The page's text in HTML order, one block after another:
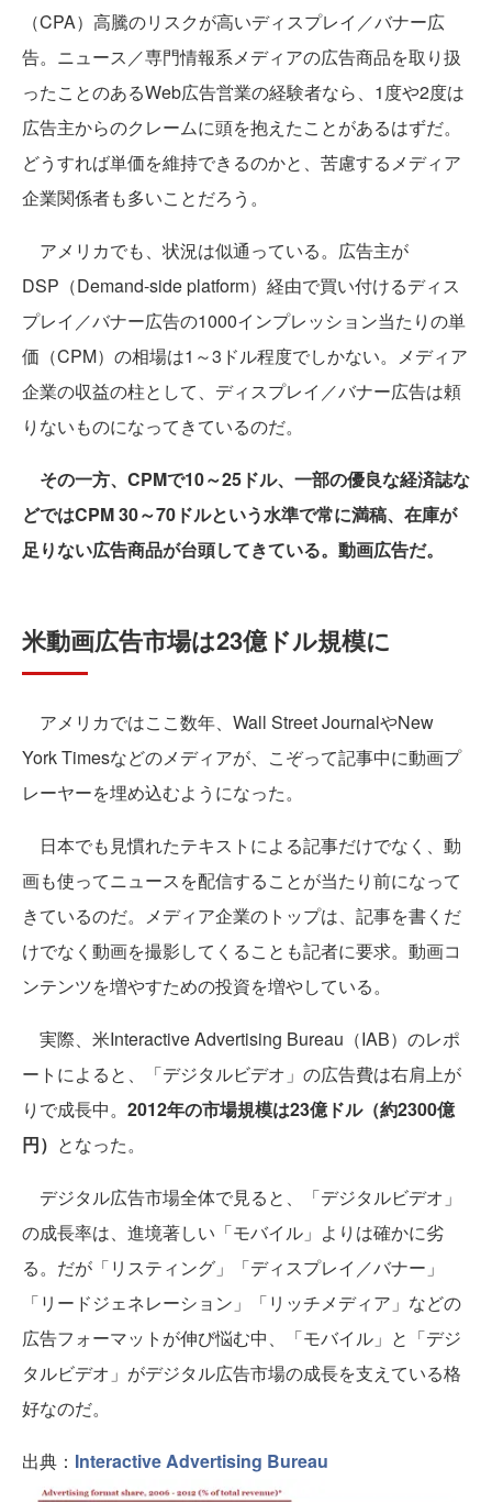
（CPA）高騰のリスクが高いディスプレイ／バナー広
告。ニュース／専門情報系メディアの広告商品を取り扱
ったことのあるWeb広告営業の経験者なら、1度や2度は
広告主からのクレームに頭を抱えたことがあるはずだ。
どうすれば単価を維持できるのかと、苦慮するメディア
企業関係者も多いことだろう。
アメリカでも、状況は似通っている。広告主が
DSP（Demand-side platform）経由で買い付けるディス
プレイ／バナー広告の1000インプレッション当たりの単
価（CPM）の相場は1～3ドル程度でしかない。メディア
企業の収益の柱として、ディスプレイ／バナー広告は頼
りないものになってきているのだ。
その一方、CPMで10～25ドル、一部の優良な経済誌な
どではCPM 30～70ドルという水準で常に満稿、在庫が
足りない広告商品が台頭してきている。動画広告だ。
米動画広告市場は23億ドル規模に
アメリカではここ数年、Wall Street JournalやNew
York Timesなどのメディアが、こぞって記事中に動画プ
レーヤーを埋め込むようになった。
日本でも見慣れたテキストによる記事だけでなく、動
画も使ってニュースを配信することが当たり前になって
きているのだ。メディア企業のトップは、記事を書くだ
けでなく動画を撮影してくることも記者に要求。動画コ
ンテンツを増やすための投資を増やしている。
実際、米Interactive Advertising Bureau（IAB）のレポ
ートによると、「デジタルビデオ」の広告費は右肩上が
りで成長中。 2012年の市場規模は23億ドル（約2300億
円） となった。
デジタル広告市場全体で見ると、「デジタルビデオ」
の成長率は、進境著しい「モバイル」よりは確かに劣
る。だが「リスティング」「ディスプレイ／バナー」
「リードジェネレーション」「リッチメディア」などの
広告フォーマットが伸び悩む中、「モバイル」と「デジ
タルビデオ」がデジタル広告市場の成長を支えている格
好なのだ。
出典： Interactive Advertising Bureau